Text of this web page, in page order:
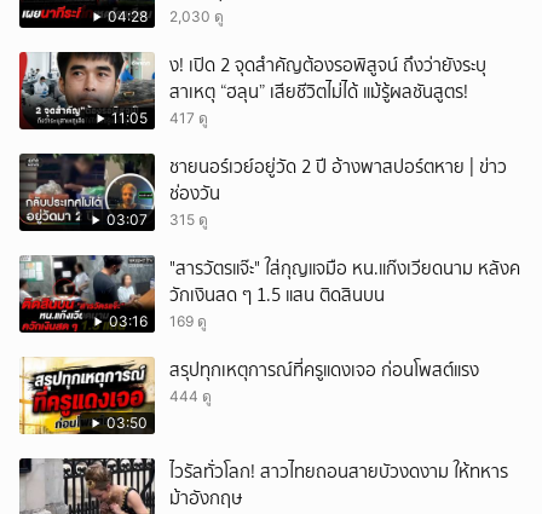
04:28 2,030 ดู
11:05
ึ้ง! เปิด 2 จุดสำคัญต้องรอพิสูจน์ ถึงว่ายังระบุ
สาเหตุ “ฮลุน” เสียชีวิตไม่ได้ แม้รู้ผลชันสูตร!
417 ดู
03:07
ชายนอร์เวย์อยู่วัด 2 ปี อ้างพาสปอร์ตหาย | ข่าว
ช่องวัน
315 ดู
03:16
"สารวัตรแจ๊ะ" ใส่กุญแจมือ หน.แก๊งเวียดนาม หลังค
วักเงินสด ๆ 1.5 แสน ติดสินบน
169 ดู
03:50
สรุปทุกเหตุการณ์ที่ครูแดงเจอ ก่อนโพสต์แรง
444 ดู
ไวรัลทั่วโลก! สาวไทยถอนสายบัวงดงาม ให้ทหาร
ม้าอังกฤษ